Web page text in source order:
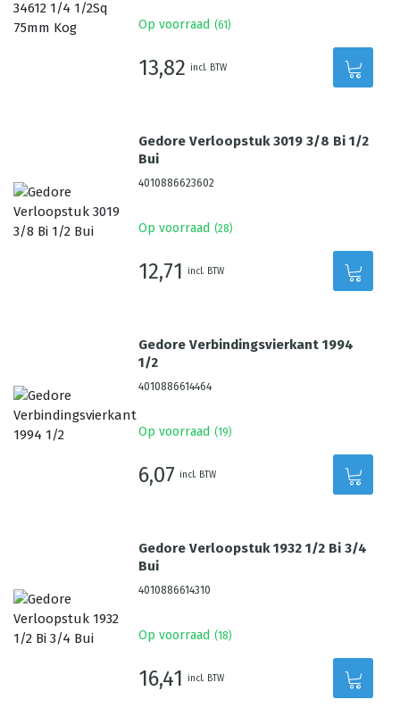
Op voorraad (61 )
13,82 incl. BTW
Gedore Verloopstuk 3019 3/8 Bi 1/2
Bui
4010886623602
Op voorraad (28)
12,71 incl. BTW
Gedore Verbindingsvierkant 1994
1/2
4010886614464
Op voorraad (19)
6,07 incl. BTW
Gedore Verloopstuk 1932 1/2 Bi 3/4
Bui
4010886614310
Op voorraad (18)
16,41 incl. BTW